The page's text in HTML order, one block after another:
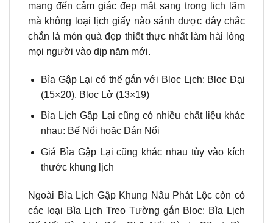
mang đến cảm giác đẹp mắt sang trong lịch lãm
mà không loại lịch giấy nào sánh được đây chắc
chắn là món quà đẹp thiết thực nhất làm hài lòng
mọi người vào dịp năm mới.
Bìa Gập Lại có thể gắn với Bloc Lịch: Bloc Đại
(15×20), Bloc Lở (13×19)
Bìa Lịch Gập Lại cũng có nhiều chất liệu khác
nhau: Bế Nổi hoặc Dán Nổi
Giá Bìa Gập Lại cũng khác nhau tùy vào kích
thước khung lịch
Ngoài Bìa Lịch Gập Khung Nâu Phát Lộc còn có
các loại Bìa Lịch Treo Tường gắn Bloc: Bìa Lịch